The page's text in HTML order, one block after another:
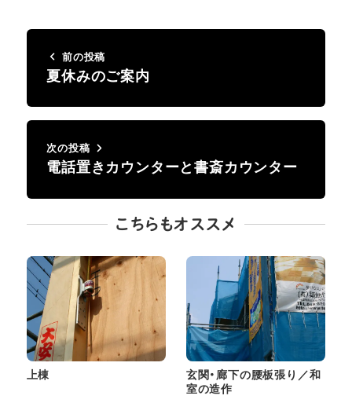
前の投稿
夏休みのご案内
次の投稿
電話置きカウンターと書斎カウンター
こちらもオススメ
上棟
玄関・廊下の腰板張り／和
室の造作